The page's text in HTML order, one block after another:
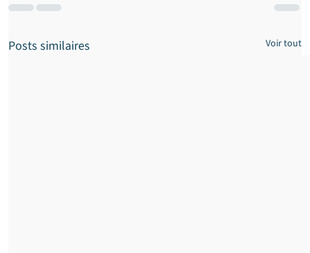
Posts similaires Voir tout